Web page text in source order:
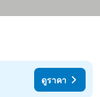
ดูราคา